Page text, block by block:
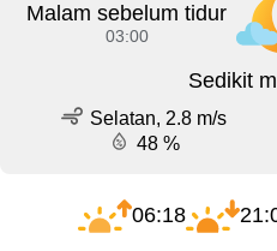
Malam sebelum tidur
03:00
Sedikit
Selatan, 2.8 m/s
48 %
06:18